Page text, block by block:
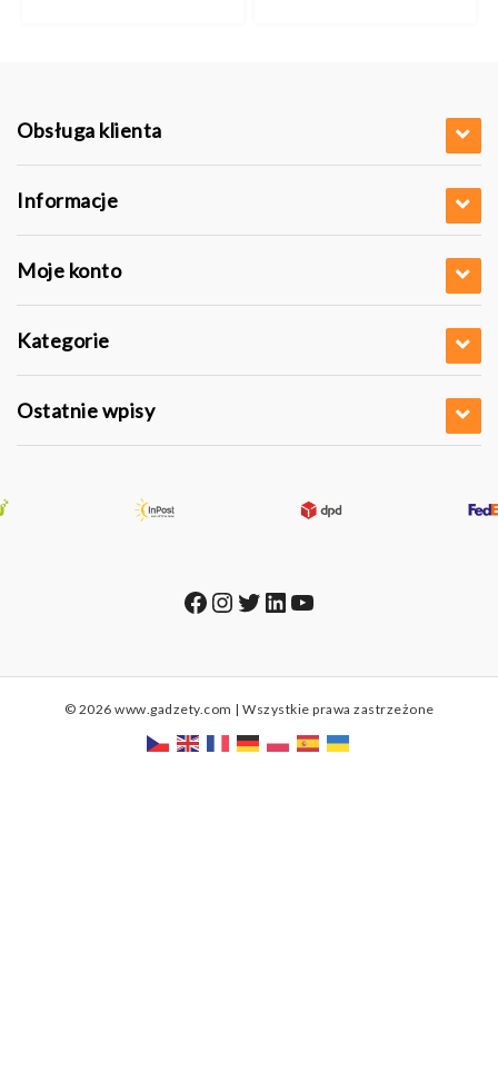
Obsługa klienta
Informacje
Moje konto
Kategorie
Ostatnie wpisy
Facebook
Instagram
Twitter
LinkedIn
YouTube
© 2026 www.gadzety.com | Wszystkie prawa zastrzeżone